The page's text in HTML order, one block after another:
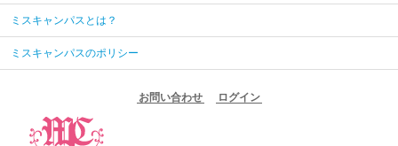
ミスキャンパスとは？
ミスキャンパスのポリシー
お問い合わせ ログイン